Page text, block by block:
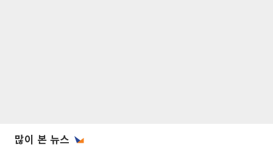
많이 본 뉴스